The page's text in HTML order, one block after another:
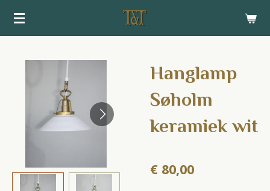
Ga
Hanglamp
Søholm
keramiek wit
€ 80,00